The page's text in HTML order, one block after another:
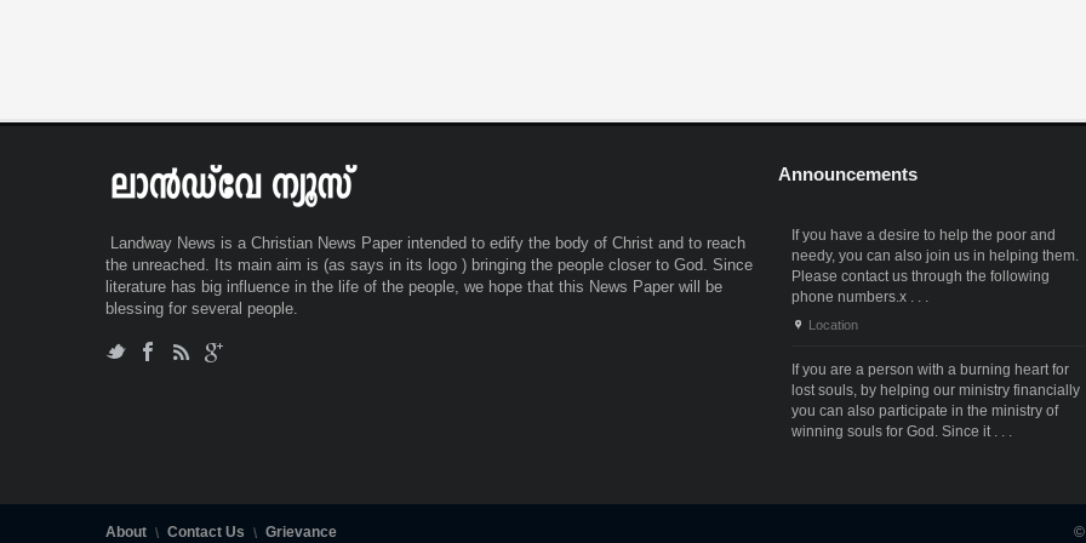
ഇൻസ്റ്റഗ്രാമിൽ
Landway News is a Christian News Paper intended to edify the body of Christ and to reach
the unreached. Its main aim is (as says in its logo ) bringing the people closer to God. Since
literature has big influence in the life of the people, we hope that this News Paper will be
blessing for several people.
Announcements
If you are a person with a burning heart for
lost souls, by helping our ministry financially
you can also participate in the ministry of
winning souls for God. Since it . . .
Location
If you have a desire to help the poor and
needy, you can also join us in helping them.
Please contact us through the following
phone numbers.x . . .
About Contact Us Grievance ©